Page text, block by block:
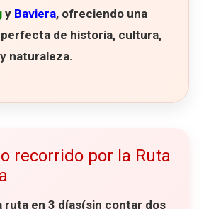
y Baviera, ofreciendo una
de historia, cultura,
naturaleza.
recorrido por la Ruta
ruta en 3 días(sin contar dos